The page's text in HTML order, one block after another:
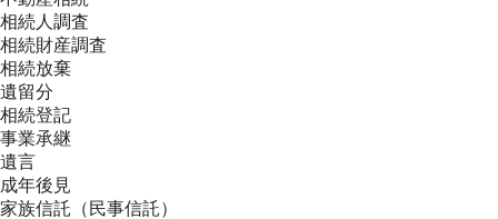
相続人調査
相続財産調査
相続放棄
遺留分
相続登記
事業承継
遺言
成年後見
家族信託（民事信託）